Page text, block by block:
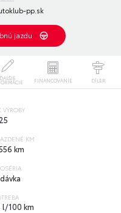
pp.sk
jazdu
ĎALŠIE FINANCOVANIE DÍLER
VÝROBY
KM
km
l/100 km